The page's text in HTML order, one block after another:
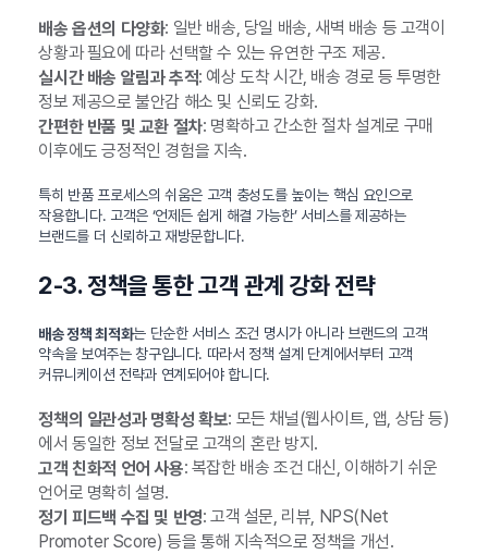
배송 옵션의 다양화: 일반 배송, 당일 배송, 새벽 배송 등 고객이
상황과 필요에 따라 선택할 수 있는 유연한 구조 제공.
실시간 배송 알림과 추적: 예상 도착 시간, 배송 경로 등 투명한
정보 제공으로 불안감 해소 및 신뢰도 강화.
간편한 반품 및 교환 절차: 명확하고 간소한 절차 설계로 구매
이후에도 긍정적인 경험을 지속.
특히 반품 프로세스의 쉬움은 고객 충성도를 높이는 핵심 요인으로
작용합니다. 고객은 ‘언제든 쉽게 해결 가능한’ 서비스를 제공하는
브랜드를 더 신뢰하고 재방문합니다.
2-3. 정책을 통한 고객 관계 강화 전략
배송 정책 최적화는 단순한 서비스 조건 명시가 아니라 브랜드의 고객
약속을 보여주는 창구입니다. 따라서 정책 설계 단계에서부터 고객
커뮤니케이션 전략과 연계되어야 합니다.
정책의 일관성과 명확성 확보: 모든 채널(웹사이트, 앱, 상담 등)
에서 동일한 정보 전달로 고객의 혼란 방지.
고객 친화적 언어 사용: 복잡한 배송 조건 대신, 이해하기 쉬운
언어로 명확히 설명.
정기 피드백 수집 및 반영: 고객 설문, 리뷰, NPS(Net
Promoter Score) 등을 통해 지속적으로 정책을 개선.